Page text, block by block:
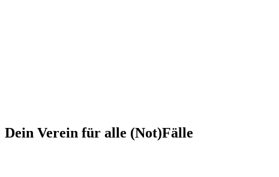
Dein Verein für alle (Not)Fälle